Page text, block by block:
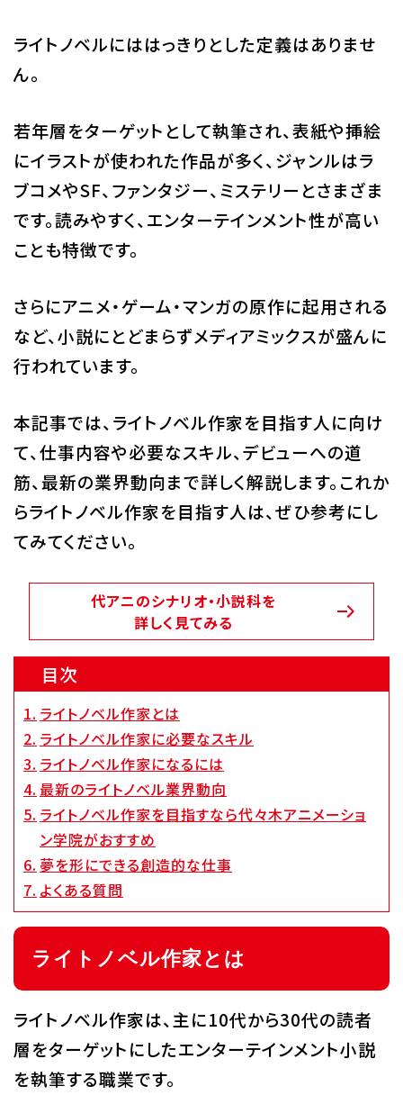
在学生の活躍
業界ナビ
新着情報
Q&A・お問い合わせ
大学・社会人の方へ
高校3年生の方へ
高校1・2年生の方へ
ライトノベルにははっきりとした定義はありませ
ん。
若年層をターゲットとして執筆され、表紙や挿絵
にイラストが使われた作品が多く、ジャンルはラ
ブコメやSF、ファンタジー、ミステリーとさまざま
です。読みやすく、エンターテインメント性が高い
ことも特徴です。
さらにアニメ・ゲーム・マンガの原作に起用される
など、小説にとどまらずメディアミックスが盛んに
行われています。
本記事では、ライトノベル作家を目指す人に向け
て、仕事内容や必要なスキル、デビューへの道
筋、最新の業界動向まで詳しく解説します。これか
らライトノベル作家を目指す人は、ぜひ参考にし
てみてください。
代アニのシナリオ・小説科を
詳しく見てみる
目次
ライトノベル作家とは
ライトノベル作家に必要なスキル
ライトノベル作家になるには
最新のライトノベル業界動向
ライトノベル作家を目指すなら代々木アニメーショ
ン学院がおすすめ
夢を形にできる創造的な仕事
よくある質問
ライトノベル作家とは
ライトノベル作家は、主に10代から30代の読者
層をターゲットにしたエンターテインメント小説
を執筆する職業です。